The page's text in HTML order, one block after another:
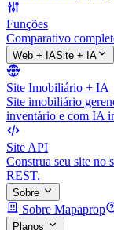
Funções
Comparativo
Web + IASite + IA
Site Imobiliário + IA
Site imobiliário
inventário e com IA
Site API
Construa seu site no
REST.
Sobre
Sobre Mapaprop
Planos